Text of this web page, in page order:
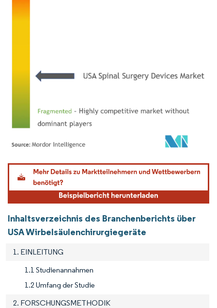
Bild © Mordor Intelligence. Wiederverwendung erfordert Namensnennung gemäß
Inhaltsverzeichnis des Branchenberichts über
USA Wirbelsäulenchirurgiegeräte
1. EINLEITUNG
1.1 Studienannahmen
1.2 Umfang der Studie
2. FORSCHUNGSMETHODIK